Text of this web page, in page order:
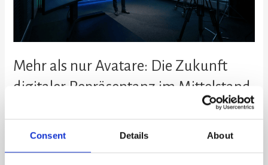
Consent Details About
Mehr als nur Avatare: Die Zukunft
digitaler Repräsentanz im Mittelstand
Repräsentanz
Mittelstand